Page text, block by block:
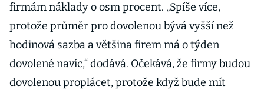
firmám náklady o osm procent. „Spíše více,
protože průměr pro dovolenou bývá vyšší než
hodinová sazba a většina firem má o týden
dovolené navíc,“ dodává. Očekává, že firmy budou
dovolenou proplácet, protože když bude mít